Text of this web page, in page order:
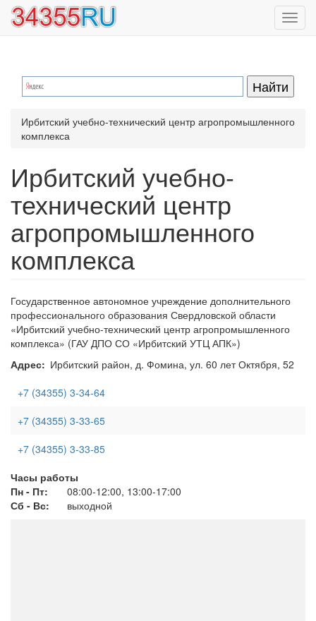
Перейти
основному
Ирбитский учебно-технический центр агропромышленного
комплекса
Ирбитский учебно-
технический центр
агропромышленного
комплекса
Государственное автономное учреждение дополнительного
профессионального образования Свердловской области
«Ирбитский учебно-технический центр агропромышленного
комплекса» (ГАУ ДПО СО «Ирбитский УТЦ АПК»)
Адрес
Ирбитский район, д. Фомина, ул. 60 лет Октября, 52
+7 (34355) 3-34-64
+7 (34355) 3-33-65
+7 (34355) 3-33-85
Часы работы
Пн - Пт:
08:00-12:00, 13:00-17:00
Сб - Вс:
выходной